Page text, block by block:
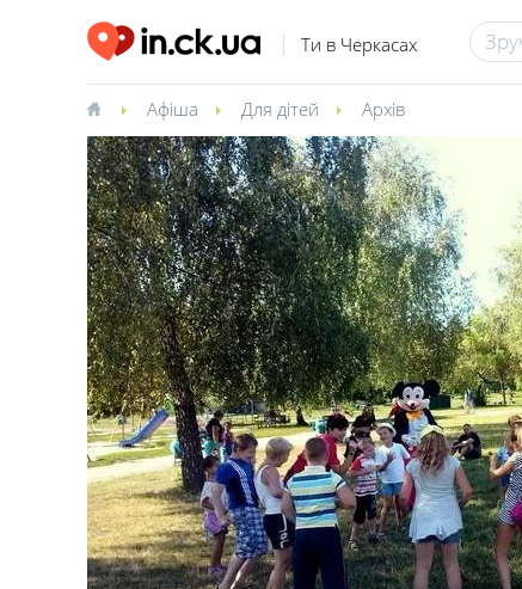
Ти в Черкасах
Афіша Для дітей Архів